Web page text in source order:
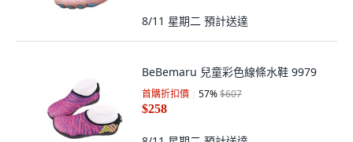
8/11 星期二 預計送達
BeBemaru 兒童彩色線條水鞋 9979
首購折扣價 57%$607
$258